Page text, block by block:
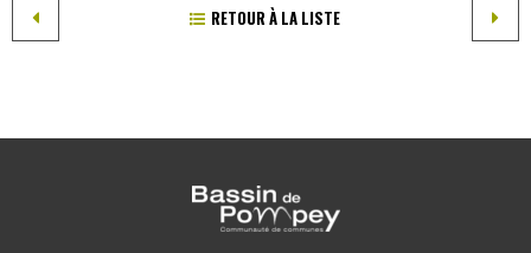
RETOUR À LA LISTE